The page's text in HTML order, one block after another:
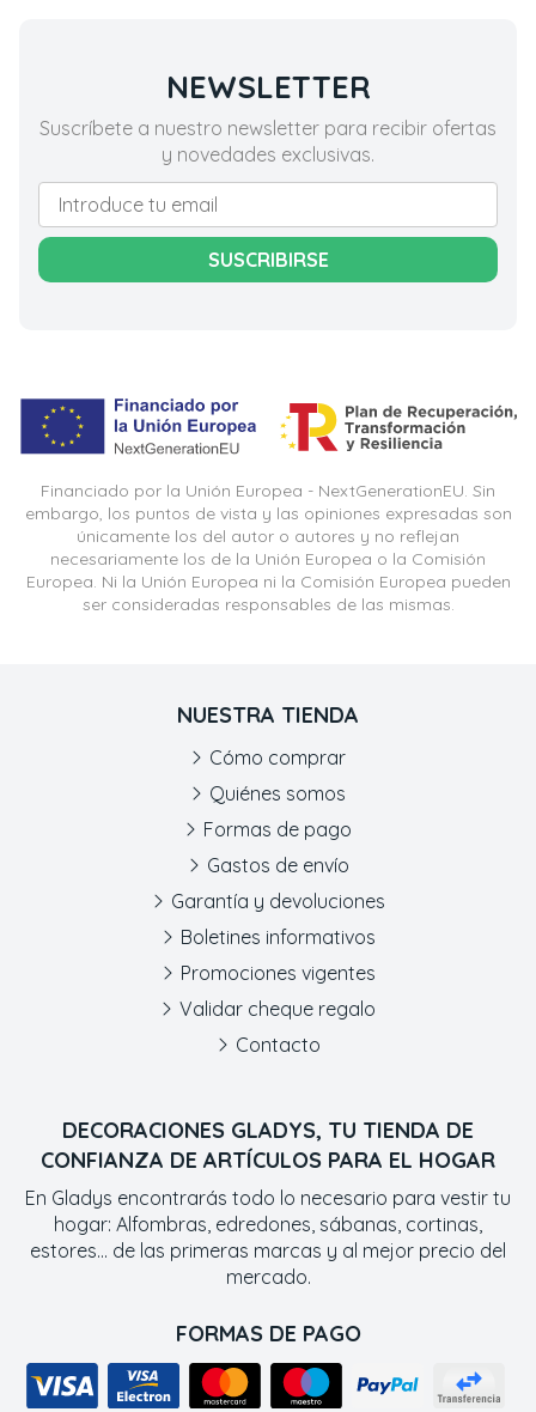
NEWSLETTER
Suscríbete a nuestro newsletter para recibir ofertas
y novedades exclusivas.
SUSCRIBIRSE
Financiado por la Unión Europea - NextGenerationEU. Sin
embargo, los puntos de vista y las opiniones expresadas son
únicamente los del autor o autores y no reflejan
necesariamente los de la Unión Europea o la Comisión
Europea. Ni la Unión Europea ni la Comisión Europea pueden
ser consideradas responsables de las mismas.
DECORACIONES GLADYS, TU TIENDA DE
CONFIANZA DE ARTÍCULOS PARA EL HOGAR
En Gladys encontrarás todo lo necesario para vestir tu
hogar: Alfombras, edredones, sábanas, cortinas,
estores... de las primeras marcas y al mejor precio del
mercado.
FORMAS DE PAGO
NUESTRA TIENDA
Cómo comprar
Quiénes somos
Formas de pago
Gastos de envío
Garantía y devoluciones
Boletines informativos
Promociones vigentes
Validar cheque regalo
Contacto